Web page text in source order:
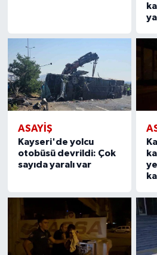
ASAYIŞ
Kayseri'de yolcu
otobüsü devrildi: Çok
sayıda yaralı var